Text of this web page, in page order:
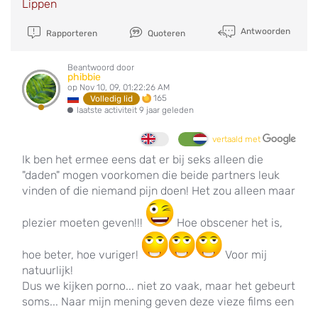
Lippen
Rapporteren Quoteren Antwoorden
Beantwoord door
phibbie
op Nov 10, 09, 01:22:26 AM
Volledig lid
165
laatste activiteit 9 jaar geleden
vertaald met
Ik ben het ermee eens dat er bij seks alleen die
"daden" mogen voorkomen die beide partners leuk
vinden of die niemand pijn doen! Het zou alleen maar
plezier moeten geven!!! Hoe obscener het is,
hoe beter, hoe vuriger!
Voor mij
natuurlijk!
Dus we kijken porno... niet zo vaak, maar het gebeurt
soms... Naar mijn mening geven deze vieze films een